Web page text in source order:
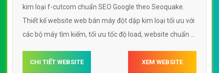
kim loại f-cutcom chuẩn SEO Google theo Seoquake.
Thiết kế website web bán máy đột dập kim loại tối ưu với
các bộ máy tìm kiếm, tối ưu tốc độ load, website chuẩn UI
bán máy đột dập kim loại f-cutcom
CHI TIẾT WEBSITE XEM WEBSITE